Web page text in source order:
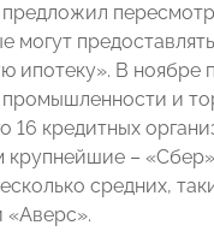
могут
ипотеку». В ноябре
и
16 кредитных
крупнейшие –
средних,
«Аверс».